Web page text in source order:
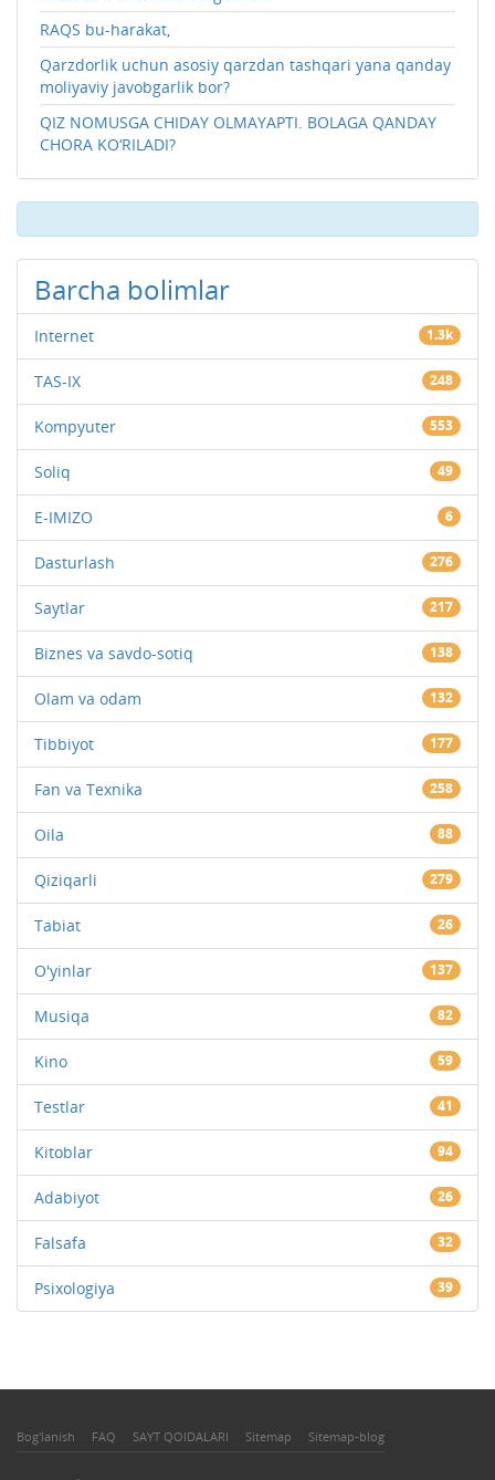
RAQS bu-harakat,
Qarzdorlik uchun asosiy qarzdan tashqari yana qanday
moliyaviy javobgarlik bor?
QIZ NOMUSGA CHIDAY OLMAYAPTI. BOLAGA QANDAY
CHORA KO‘RILADI?
Barcha bolimlar
Internet 1.3k
TAS-IX 248
Kompyuter 553
Soliq 49
E-IMIZO 6
Dasturlash 276
Saytlar 217
Biznes va savdo-sotiq 138
Olam va odam 132
Tibbiyot 177
Fan va Texnika 258
Oila 88
Qiziqarli 279
Tabiat 26
O'yinlar 137
Musiqa 82
Kino 59
Testlar 41
Kitoblar 94
Adabiyot 26
Falsafa 32
Psixologiya 39
Bog'lanish FAQ SAYT QOIDALARI Sitemap Sitemap-blog